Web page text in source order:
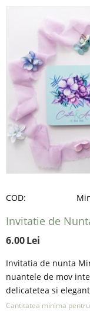
COD:
Invitatie de
6.00Lei
Invitatia de nunta
nuantele de mov
delicatetea si
Cantitatea minima